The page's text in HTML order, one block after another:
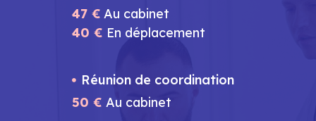
47 € Au cabinet
40 € En déplacement
Réunion de coordination
50 € Au cabinet